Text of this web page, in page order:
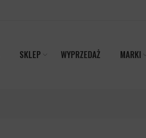
SKLEP WYPRZEDAŻ MARKI